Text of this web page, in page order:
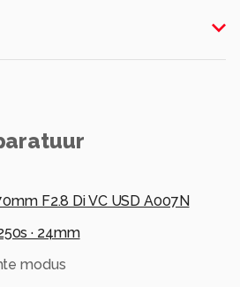
F2.8 Di VC USD A007N
· 24mm
modus